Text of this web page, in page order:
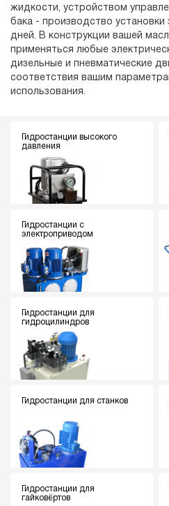
жидкости, устройством
бака - производство
дней. В конструкции вашей
применяться любые
дизельные и пневматические
соответствия вашим
использования.
Гидростанции высокого
давления
Гидростанции с
электроприводом
Гидростанции для
гидроцилиндров
Гидростанции для станков
Гидростанции для
гайковёртов